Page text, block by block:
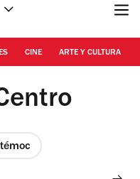
CINE ARTE Y CULTURA